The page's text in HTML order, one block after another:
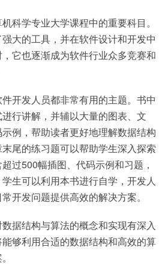
科学专业大学课程中的重要科目。
大的工具，并在软件设计和开发中
它也逐渐成为软件行业众多竞赛和
开发人员都非常有用的主题。书中
行讲解，并辅以大量的图表、文
例，帮助读者更好地理解数据结构
尾的练习题可以帮助学生深入探索
过500幅插图、代码示例和习题，
生可以利用本书进行自学，开发人
开发问题提供高效的解决方案。
据结构与算法的概念和实现有深入
够利用合适的数据结构和高效的算